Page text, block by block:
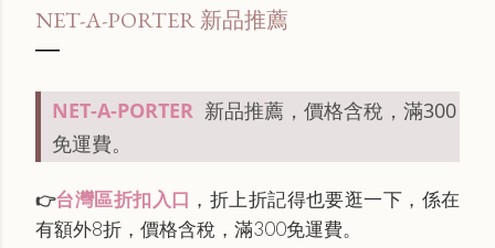
NET-A-PORTER 新品推薦
NET-A-PORTER 新品推薦，價格含稅，滿300
免運費。
👉台灣區折扣入口 ，折上折記得也要逛一下，係在
有額外8折，價格含稅，滿300免運費。